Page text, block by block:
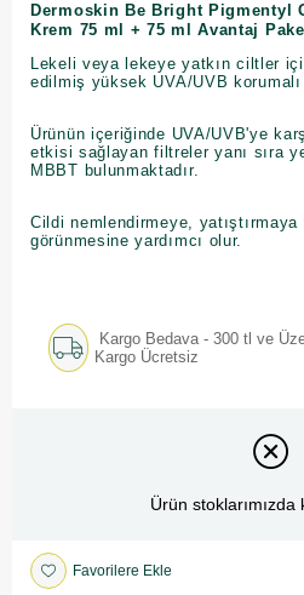
Dermoskin Be Bright Pigmentyl
Krem 75 ml + 75 ml Avantaj
Lekeli veya lekeye yatkın ciltler
edilmiş yüksek UVA/UVB
Ürünün içeriğinde UVA/UVB'ye
etkisi sağlayan filtreler yanı sıra
MBBT bulunmaktadır.
Cildi nemlendirmeye,
görünmesine yardımcı olur.
Kargo Bedava - 300 tl ve
Kargo Ücretsiz
Ürün stoklarımızda
Favorilere Ekle